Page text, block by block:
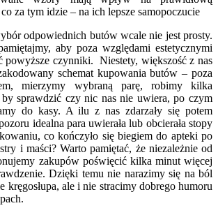
za tym idzie – na ich lepsze samopoczucie
odpowiednich butów wcale nie jest prosty.
aby poza względami estetycznymi
powyższe czynniki. Niestety, większość z nas
schemat kupowania butów – poza
mierzymy wybraną parę, robimy kilka
sprawdzić czy nic nas nie uwiera, po czym
do kasy. A ilu z nas zdarzały się potem
idealna para uwierała lub obcierała stopy
co kończyło się biegiem do apteki po
i maści? Warto pamiętać, że niezależnie od
zakupów poświęcić kilka minut więcej
Dzięki temu nie narazimy się na ból
kręgosłupa, ale i nie stracimy dobrego humoru